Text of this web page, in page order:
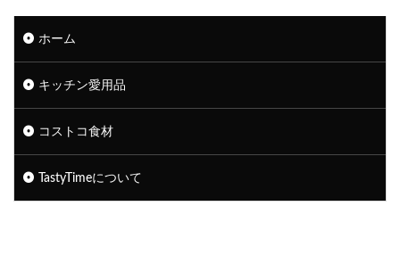
ホーム
キッチン愛用品
コストコ食材
TastyTimeについて